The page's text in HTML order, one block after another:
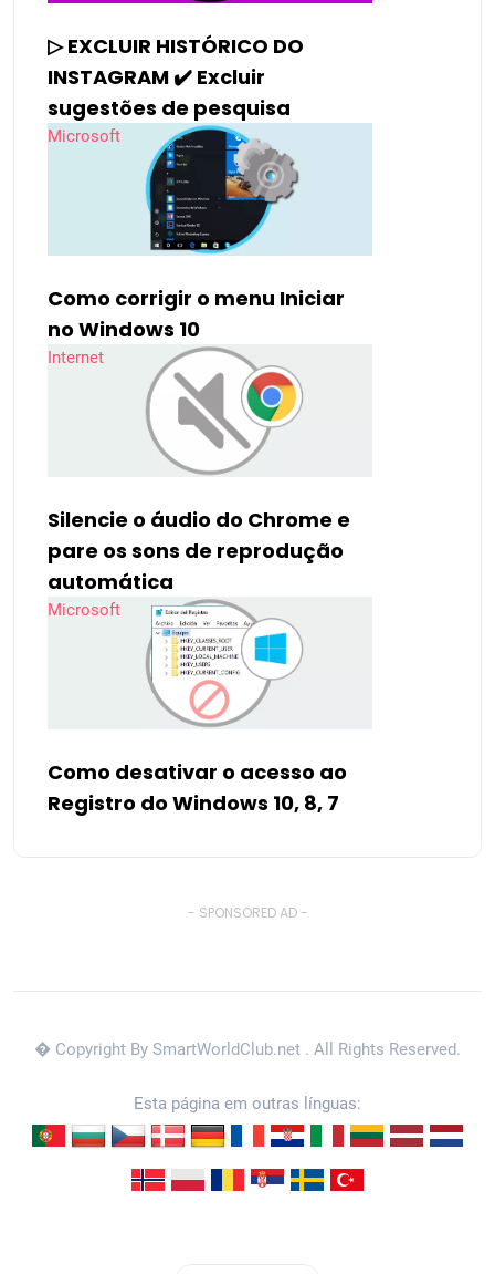
▷ EXCLUIR HISTÓRICO DO
INSTAGRAM ✔️ Excluir
sugestões de pesquisa
Microsoft
Como corrigir o menu Iniciar
no Windows 10
Internet
Silencie o áudio do Chrome e
pare os sons de reprodução
automática
Microsoft
Como desativar o acesso ao
Registro do Windows 10, 8, 7
- SPONSORED AD -
� Copyright By SmartWorldClub.net . All Rights Reserved.
Esta página em outras línguas: